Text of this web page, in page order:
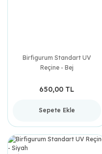
Birfigurum Standart UV
Reçine - Bej
650,00 TL
Sepete Ekle